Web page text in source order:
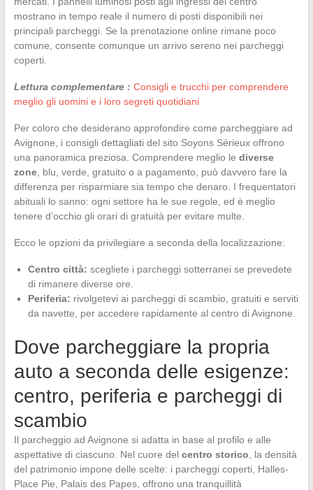
mostrano in tempo reale il numero di posti disponibili nei
principali parcheggi. Se la prenotazione online rimane poco
comune, consente comunque un arrivo sereno nei parcheggi
coperti.
Lettura complementare : Consigli e trucchi per comprendere
meglio gli uomini e i loro segreti quotidiani
Per coloro che desiderano approfondire come parcheggiare ad
Avignone, i consigli dettagliati del sito Soyons Sérieux offrono
una panoramica preziosa. Comprendere meglio le diverse
zone, blu, verde, gratuito o a pagamento, può davvero fare la
differenza per risparmiare sia tempo che denaro. I frequentatori
abituali lo sanno: ogni settore ha le sue regole, ed è meglio
tenere d’occhio gli orari di gratuità per evitare multe.
Ecco le opzioni da privilegiare a seconda della localizzazione:
Centro città: scegliete i parcheggi sotterranei se prevedete
di rimanere diverse ore.
Periferia: rivolgetevi ai parcheggi di scambio, gratuiti e serviti
da navette, per accedere rapidamente al centro di Avignone.
Dove parcheggiare la propria
auto a seconda delle esigenze:
centro, periferia e parcheggi di
scambio
Il parcheggio ad Avignone si adatta in base al profilo e alle
aspettative di ciascuno. Nel cuore del centro storico , la densità
del patrimonio impone delle scelte: i parcheggi coperti, Halles-
Place Pie, Palais des Papes, offrono una tranquillità